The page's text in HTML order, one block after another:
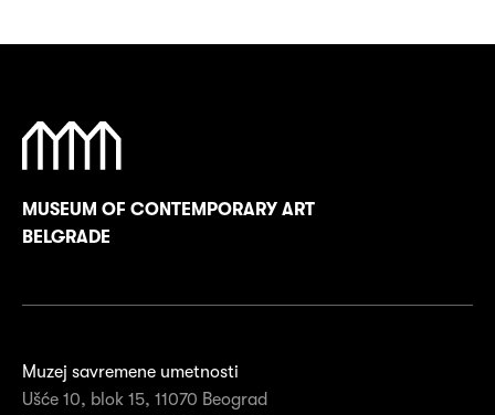
MUSEUM OF CONTEMPORARY ART
BELGRADE
Muzej savremene umetnosti
Ušće 10, blok 15, 11070 Beograd